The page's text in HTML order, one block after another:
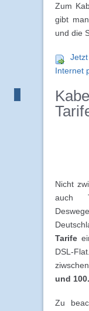
Zum
gibt
und die
Internet
Nicht
auch
Tarife
DSL-
und
Zu